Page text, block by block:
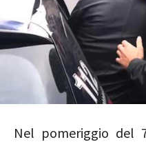
Nel pomeriggio del